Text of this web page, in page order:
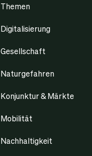
Themen
Digitalisierung
Gesellschaft
Naturgefahren
Konjunktur & Märkte
Mobilität
Nachhaltigkeit